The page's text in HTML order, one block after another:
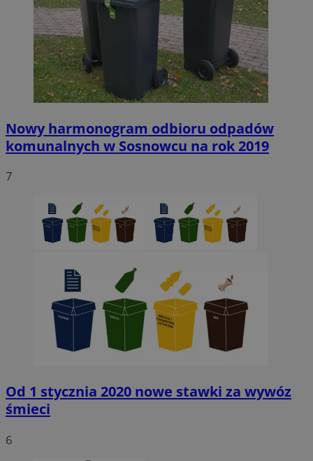
Nowy harmonogram odbioru odpadów
komunalnych w Sosnowcu na rok 2019
7
Od 1 stycznia 2020 nowe stawki za wywóz
śmieci
6